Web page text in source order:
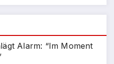
Alarm: “Im Moment